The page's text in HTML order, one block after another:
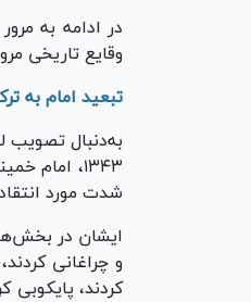
در ادامه به
وقایع تاریخی
تبعید امام به
به‌دنبال
شدت مورد انتقاد
ایشان در
و چراغانی
کردند، پایکوبی